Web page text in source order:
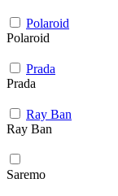
Polaroid
Polaroid
Prada
Prada
Ray Ban
Ray Ban
Saremo